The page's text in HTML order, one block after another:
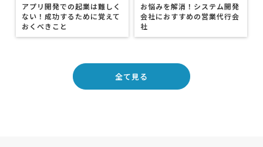
アプリ開発での起業は難しく
ない！成功するために覚えて
おくべきこと
お悩みを解消！システム開発
会社におすすめの営業代行会
社
全て見る